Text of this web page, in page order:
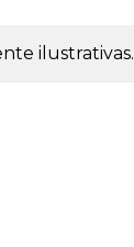
ilustrativas.